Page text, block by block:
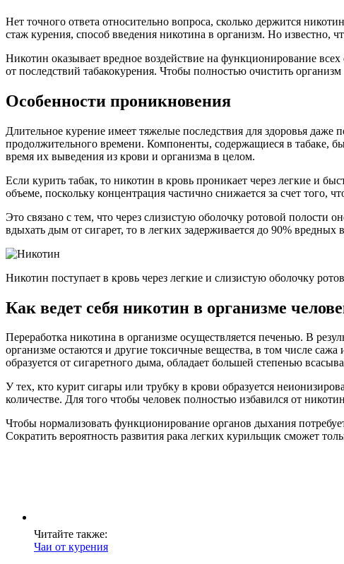
Нет точного ответа относительно вопроса, сколько держится
стаж курения, способ введения никотина в организм. Но известно,
Никотин оказывает вредное воздействие на функционирование
от последствий табакокурения. Чтобы полностью очистить
Особенности проникновения
Длительное курение имеет тяжелые последствия для здоровья даже
продолжительного времени. Компоненты, содержащиеся в табаке,
время их выведения из крови и организма в целом.
Если курить табак, то никотин в кровь проникает через легкие и
объеме, поскольку концентрация частично снижается за счет того,
Это связано с тем, что через слизистую оболочку ротовой полости
вдыхать дым от сигарет, то в легких задерживается до 90% вредных
Никотин поступает в кровь через легкие и слизистую оболочку
Как ведет себя никотин в организме
Переработка никотина в организме осуществляется печенью. В
организме остаются и другие токсичные вещества, в том числе
образуется от сигаретного дыма, обладает большей степенью
У тех, кто курит сигары или трубку в крови образуется
количестве. Для того чтобы человек полностью избавился от
Чтобы нормализовать функционирование органов дыхания
Сократить вероятность развития рака легких курильщик сможет
Читайте также:
Чаи от курения